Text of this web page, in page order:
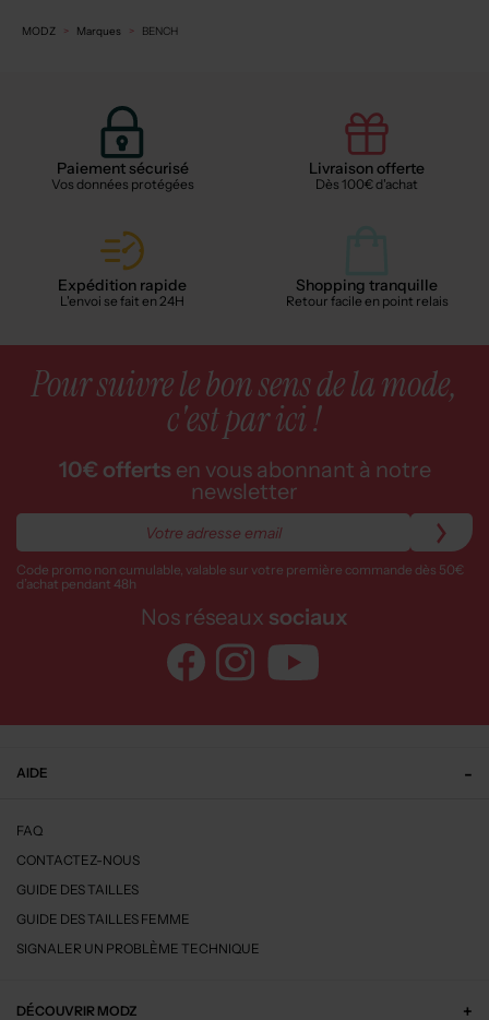
MODZ Marques BENCH
Paiement sécurisé
Vos données protégées
Livraison offerte
Dès 100€ d'achat
Expédition rapide
L'envoi se fait en 24H
Shopping tranquille
Retour facile en point relais
Pour suivre le bon sens de la mode,
c'est par ici !
10€ offerts en vous abonnant à notre
newsletter
Code promo non cumulable, valable sur votre première commande dès 50€
d’achat pendant 48h
Nos réseaux sociaux
AIDE
FAQ
CONTACTEZ-NOUS
GUIDE DES TAILLES
GUIDE DES TAILLES FEMME
SIGNALER UN PROBLÈME TECHNIQUE
DÉCOUVRIR MODZ